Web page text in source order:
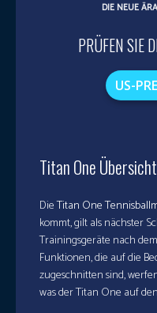
DIE NEUE
PRÜFEN SIE
US-
Titan One Übersicht
DieTitan One
kommt, gilt als nächster
Trainingsgeräte nach
Funktionen, die auf die
zugeschnitten sind,
was der Titan One auf